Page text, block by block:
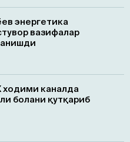
энергетика
вазифалар
каналда
болани қутқариб